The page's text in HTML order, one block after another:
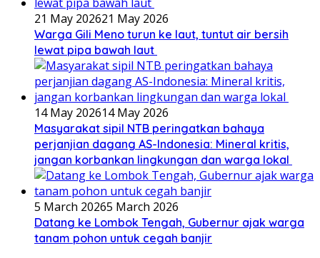
21 May 202621 May 2026
Warga Gili Meno turun ke laut, tuntut air bersih
lewat pipa bawah laut
14 May 202614 May 2026
Masyarakat sipil NTB peringatkan bahaya
perjanjian dagang AS-Indonesia: Mineral kritis,
jangan korbankan lingkungan dan warga lokal
5 March 20265 March 2026
Datang ke Lombok Tengah, Gubernur ajak warga
tanam pohon untuk cegah banjir